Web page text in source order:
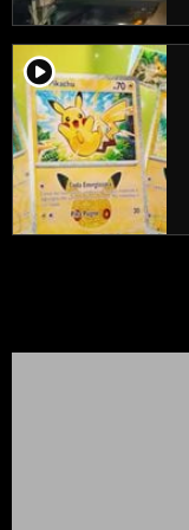
player2